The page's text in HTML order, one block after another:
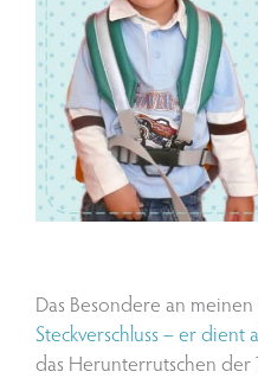
Das Besondere an
Steckverschluss – er dient
das Herunterrutschen der